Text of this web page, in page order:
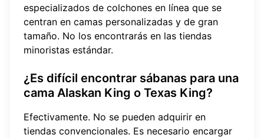
especializados de colchones en línea que se
centran en camas personalizadas y de gran
tamaño. No los encontrarás en las tiendas
minoristas estándar.
¿Es difícil encontrar sábanas para una
cama Alaskan King o Texas King?
Efectivamente. No se pueden adquirir en
tiendas convencionales. Es necesario encargar